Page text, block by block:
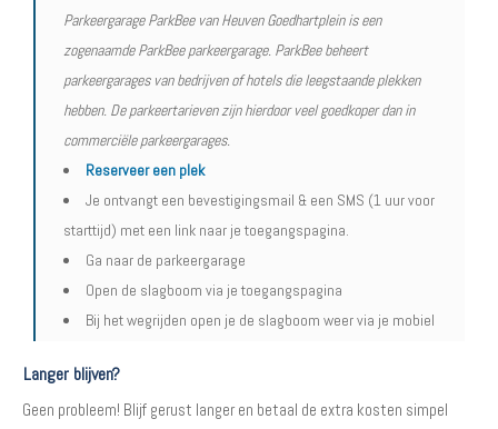
Parkeergarage ParkBee van Heuven Goedhartplein is een
zogenaamde ParkBee parkeergarage. ParkBee beheert
parkeergarages van bedrijven of hotels die leegstaande plekken
hebben. De parkeertarieven zijn hierdoor veel goedkoper dan in
commerciële parkeergarages.
Reserveer een plek
Je ontvangt een bevestigingsmail & een SMS (1 uur voor
starttijd) met een link naar je toegangspagina.
Ga naar de parkeergarage
Open de slagboom via je toegangspagina
Bij het wegrijden open je de slagboom weer via je mobiel
Langer blijven?
Geen probleem! Blijf gerust langer en betaal de extra kosten simpel